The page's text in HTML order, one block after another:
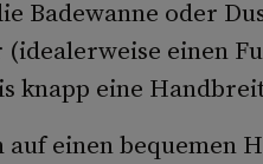
Badewanne oder
einen
knapp eine
auf einen bequemen